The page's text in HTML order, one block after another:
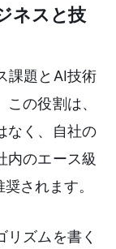
ネスと技
課題とAI技術
の役割は、
なく、自社の
内のエース級
されます。
ズムを書く